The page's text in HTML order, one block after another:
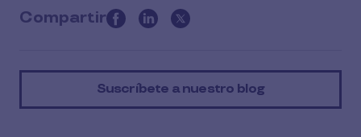
Compartir
this
on
Suscríbete a nuestro blog